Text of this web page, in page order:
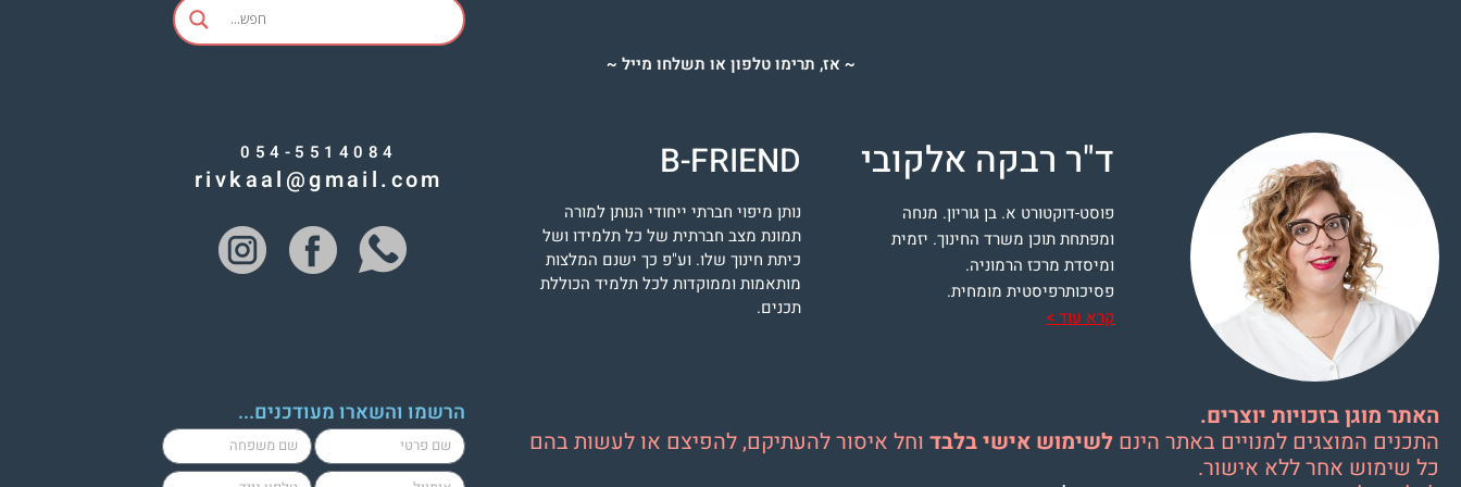
~ אז, תרימו טלפון או תשלחו מייל ~
ד"ר רבקה אלקובי
פוסט-דוקטורט א. בן גוריון. מנחה
ומפתחת תוכן משרד החינוך. יזמית
ומיסדת מרכז הרמוניה.
פסיכותרפיסטית מומחית.
קרא עוד >
B-FRIEND
נותן מיפוי חברתי ייחודי הנותן למורה
תמונת מצב חברתית של כל תלמידו ושל
כיתת חינוך שלו. וע"פ כך ישנם המלצות
מותאמות וממוקדות לכל תלמיד הכוללת
תכנים.
054-5514084
rivkaal@gmail.com
האתר מוגן בזכויות יוצרים.
התכנים המוצגים למנויים באתר הינם לשימוש אישי בלבד וחל איסור להעתיקם, להפיצם או לעשות בהם
כל שימוש אחר ללא אישור.
הרשמו והשארו מעודכנים...
firstName
lastName